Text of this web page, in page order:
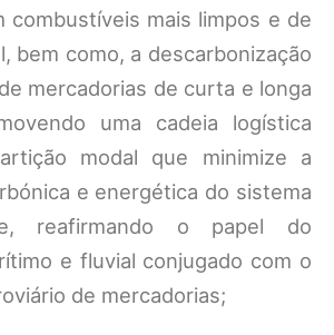
combustíveis mais limpos e de
bem como, a descarbonização
mercadorias de curta e longa
uma cadeia logística
modal que minimize a
e energética do sistema
reafirmando o papel do
e fluvial conjugado com o
de mercadorias;